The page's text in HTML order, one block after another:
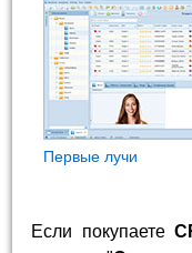
Первые лучи
Если покупаете